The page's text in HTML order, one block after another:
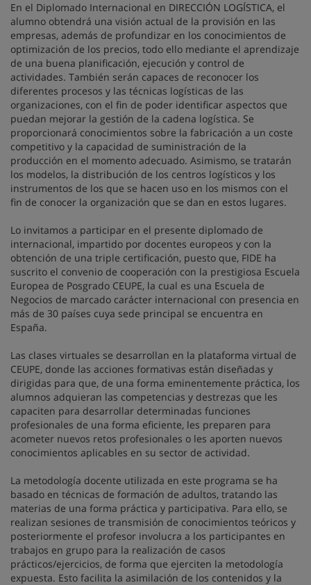
En el Diplomado Internacional en DIRECCIÓN LOGÍSTICA, el
alumno obtendrá una visión actual de la provisión en las
empresas, además de profundizar en los conocimientos de
optimización de los precios, todo ello mediante el aprendizaje
de una buena planificación, ejecución y control de
actividades. También serán capaces de reconocer los
diferentes procesos y las técnicas logísticas de las
organizaciones, con el fin de poder identificar aspectos que
puedan mejorar la gestión de la cadena logística. Se
proporcionará conocimientos sobre la fabricación a un coste
competitivo y la capacidad de suministración de la
producción en el momento adecuado. Asimismo, se tratarán
los modelos, la distribución de los centros logísticos y los
instrumentos de los que se hacen uso en los mismos con el
fin de conocer la organización que se dan en estos lugares.
Lo invitamos a participar en el presente diplomado de
internacional, impartido por docentes europeos y con la
obtención de una triple certificación, puesto que, FIDE ha
suscrito el convenio de cooperación con la prestigiosa Escuela
Europea de Posgrado CEUPE, la cual es una Escuela de
Negocios de marcado carácter internacional con presencia en
más de 30 países cuya sede principal se encuentra en
España.
Las clases virtuales se desarrollan en la plataforma virtual de
CEUPE, donde las acciones formativas están diseñadas y
dirigidas para que, de una forma eminentemente práctica, los
alumnos adquieran las competencias y destrezas que les
capaciten para desarrollar determinadas funciones
profesionales de una forma eficiente, les preparen para
acometer nuevos retos profesionales o les aporten nuevos
conocimientos aplicables en su sector de actividad.
La metodología docente utilizada en este programa se ha
basado en técnicas de formación de adultos, tratando las
materias de una forma práctica y participativa. Para ello, se
realizan sesiones de transmisión de conocimientos teóricos y
posteriormente el profesor involucra a los participantes en
trabajos en grupo para la realización de casos
prácticos/ejercicios, de forma que ejerciten la metodología
expuesta. Esto facilita la asimilación de los contenidos y la